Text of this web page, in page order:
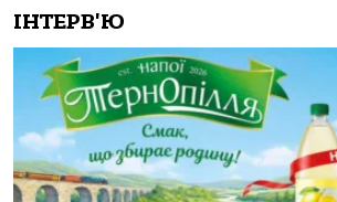
ІНТЕРВ'Ю